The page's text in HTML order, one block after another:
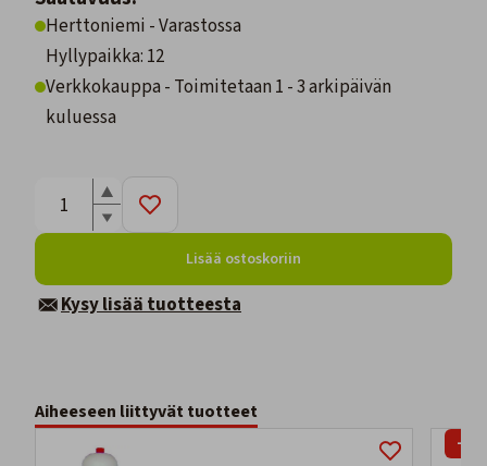
Herttoniemi - Varastossa
Hyllypaikka: 12
Verkkokauppa - Toimitetaan 1 - 3 arkipäivän
kuluessa
Lisää ostoskoriin
Kysy lisää tuotteesta
Aiheeseen liittyvät tuotteet
-